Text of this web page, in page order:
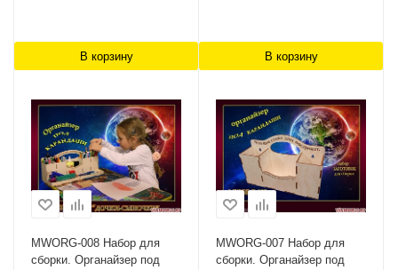
В корзину В корзину
MWORG-008 Набор для
сборки. Органайзер под
MWORG-007 Набор для
сборки. Органайзер под